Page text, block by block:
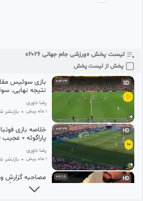
لیست پخش «ورزشی جام جهانی ۲۰۲۶»
پخش از لیست پخش
۲۰۲۶امریکا
رضا داوری
0:04:24 SD
بازی سوئیس
رضا داوری
1 ماه پیش • بازنشر
10
0:03:36 HD
پاراگوئه
جهانی ۲۰۲۶
رضا داوری
1 ماه پیش • بازنشر
0:01:18 HD
مصاحبه گزارش
انتقالات باشگاه